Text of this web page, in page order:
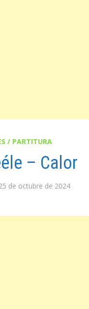
/ PARTITURA
– Calor
de octubre de 2024